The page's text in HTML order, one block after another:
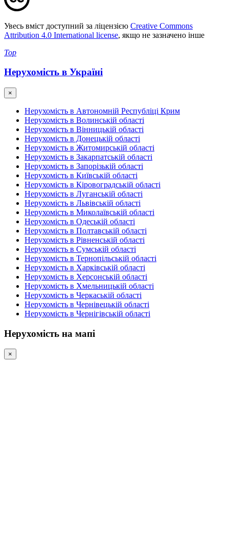
Увесь вміст доступний за ліцензією Creative Commons
Attribution 4.0 International license, якщо не зазначено інше
Top
Нерухомість в Україні
×
Нерухомість в Автономній Республіці Крим
Нерухомість в Волинській області
Нерухомість в Вінницькій області
Нерухомість в Донецькій області
Нерухомість в Житомирській області
Нерухомість в Закарпатській області
Нерухомість в Запорізькій області
Нерухомість в Київській області
Нерухомість в Кіровоградській області
Нерухомість в Луганській області
Нерухомість в Львівській області
Нерухомість в Миколаївській області
Нерухомість в Одеській області
Нерухомість в Полтавській області
Нерухомість в Рівненській області
Нерухомість в Сумській області
Нерухомість в Тернопільській області
Нерухомість в Харківській області
Нерухомість в Херсонській області
Нерухомість в Хмельницькій області
Нерухомість в Черкаській області
Нерухомість в Чернівецькій області
Нерухомість в Чернігівській області
Нерухомість на мапі
×